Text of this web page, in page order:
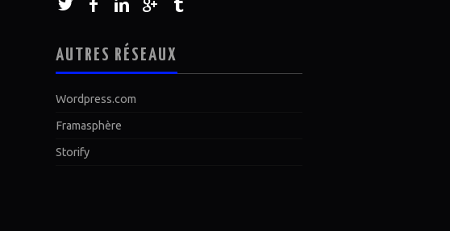
AUTRES RÉSEAUX
Wordpress.com
Framasphère
Storify